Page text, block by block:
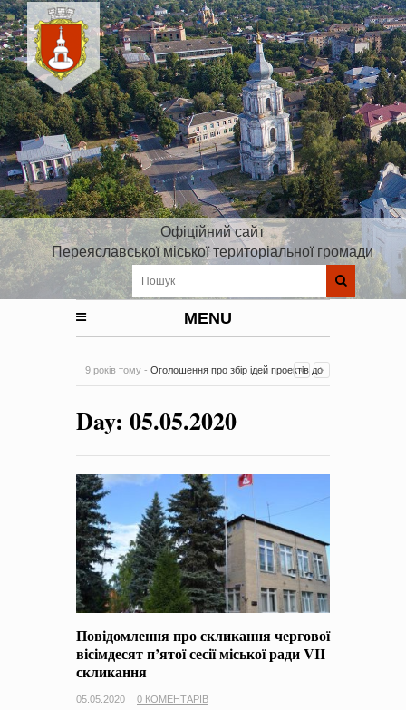
Офіційний сайт
Переяславської міської територіальної громади
MENU
9 років тому - Оголошення про збір ідей проектів до
на період 2018 – 2020 роки Оголошення про збір ідей
проектів
0 Коментарів
Day: 05.05.2020
Повідомлення про скликання чергової
вісімдесят п’ятої сесії міської ради VІІ
скликання
05.05.2020 0 КОМЕНТАРІВ